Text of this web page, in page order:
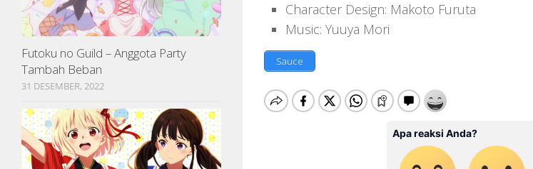
Character Design: Makoto Furuta
Music: Yuuya Mori
Sauce
Futoku no Guild – Anggota Party
Tambah Beban
31 DESEMBER, 2022